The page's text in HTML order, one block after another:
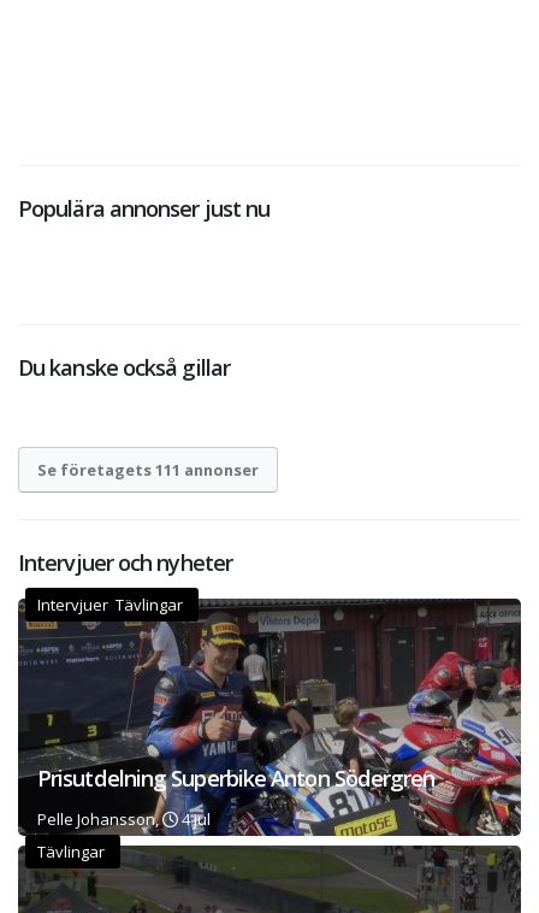
Populära annonser just nu
Du kanske också gillar
Se företagets 111 annonser
Intervjuer och nyheter
Intervjuer Tävlingar
Prisutdelning Superbike Anton Södergren
Pelle Johansson,
4 jul
Tävlingar